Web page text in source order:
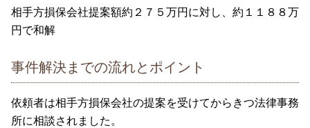
相手方損保会社提案額約２７５万円に対し、約１１８８万
円で和解
事件解決までの流れとポイント
依頼者は相手方損保会社の提案を受けてからきつ法律事務
所に相談されました。